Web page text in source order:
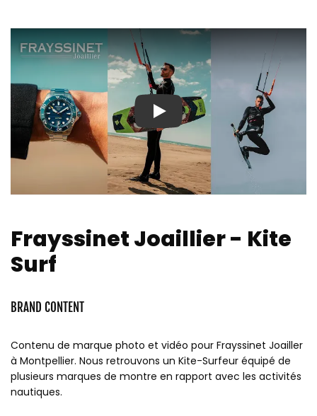
Play
Frayssinet Joaillier - Kite
Surf
BRAND CONTENT
Contenu de marque photo et vidéo pour Frayssinet Joailler
à Montpellier. Nous retrouvons un Kite-Surfeur équipé de
plusieurs marques de montre en rapport avec les activités
nautiques.